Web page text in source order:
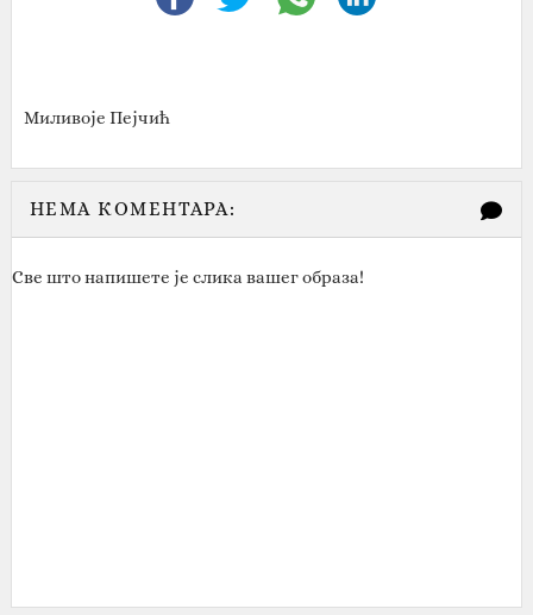
Миливоје Пејчић
НЕМА КОМЕНТАРА:
Све што напишете је слика вашег образа!